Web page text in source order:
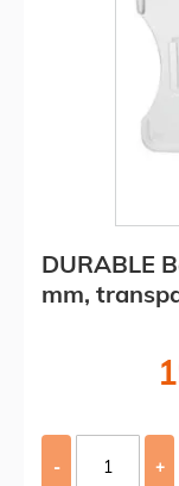
DURABLE
mm,
- +